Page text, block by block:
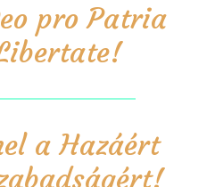
pro Patria
a Hazáért